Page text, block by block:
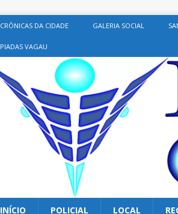
CRÔNICAS DA CIDADE GALERIA SOCIAL
PIADAS VAGAU
INÍCIO POLICIAL LOCAL